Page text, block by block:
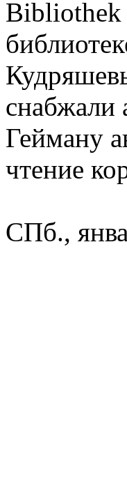
Bibliothek
Гейману
чтение
СПб.,